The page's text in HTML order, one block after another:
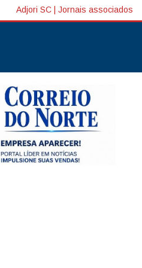
Adjori SC Jornais associados